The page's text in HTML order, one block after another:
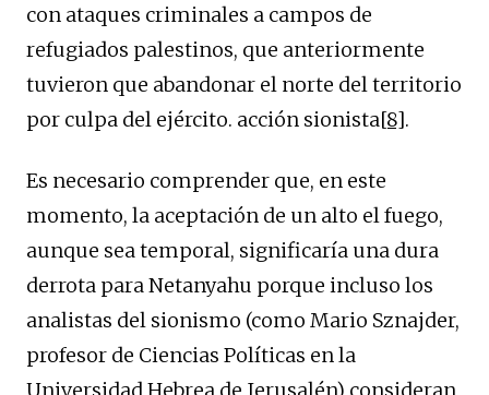
con ataques criminales a campos de
refugiados palestinos, que anteriormente
tuvieron que abandonar el norte del territorio
por culpa del ejército. acción sionista[8].
Es necesario comprender que, en este
momento, la aceptación de un alto el fuego,
aunque sea temporal, significaría una dura
derrota para Netanyahu porque incluso los
analistas del sionismo (como Mario Sznajder,
profesor de Ciencias Políticas en la
Universidad Hebrea de Jerusalén) consideran